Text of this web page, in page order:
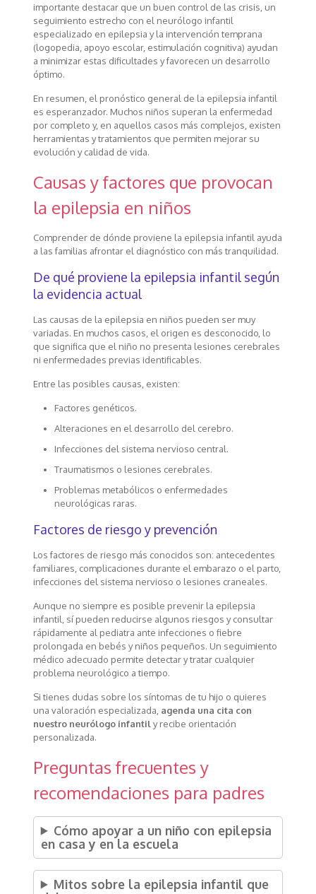
importante destacar que un buen control de las crisis, un
seguimiento estrecho con el neurólogo infantil
especializado en epilepsia y la intervención temprana
(logopedia, apoyo escolar, estimulación cognitiva) ayudan
a minimizar estas dificultades y favorecen un desarrollo
óptimo.
En resumen, el pronóstico general de la epilepsia infantil
es esperanzador. Muchos niños superan la enfermedad
por completo y, en aquellos casos más complejos, existen
herramientas y tratamientos que permiten mejorar su
evolución y calidad de vida.
Causas y factores que provocan
la epilepsia en niños
Comprender de dónde proviene la epilepsia infantil ayuda
a las familias afrontar el diagnóstico con más tranquilidad.
De qué proviene la epilepsia infantil según
la evidencia actual
Las causas de la epilepsia en niños pueden ser muy
variadas. En muchos casos, el origen es desconocido, lo
que significa que el niño no presenta lesiones cerebrales
ni enfermedades previas identificables.
Entre las posibles causas, existen:
Factores genéticos.
Alteraciones en el desarrollo del cerebro.
Infecciones del sistema nervioso central.
Traumatismos o lesiones cerebrales.
Problemas metabólicos o enfermedades
neurológicas raras.
Factores de riesgo y prevención
Los factores de riesgo más conocidos son: antecedentes
familiares, complicaciones durante el embarazo o el parto,
infecciones del sistema nervioso o lesiones craneales.
Aunque no siempre es posible prevenir la epilepsia
infantil, sí pueden reducirse algunos riesgos y consultar
rápidamente al pediatra ante infecciones o fiebre
prolongada en bebés y niños pequeños. Un seguimiento
médico adecuado permite detectar y tratar cualquier
problema neurológico a tiempo.
Si tienes dudas sobre los síntomas de tu hijo o quieres
una valoración especializada, agenda una cita con
nuestro neurólogo infantil y recibe orientación
personalizada.
Preguntas frecuentes y
recomendaciones para padres
Cómo apoyar a un niño con epilepsia
en casa y en la escuela
Mitos sobre la epilepsia infantil que